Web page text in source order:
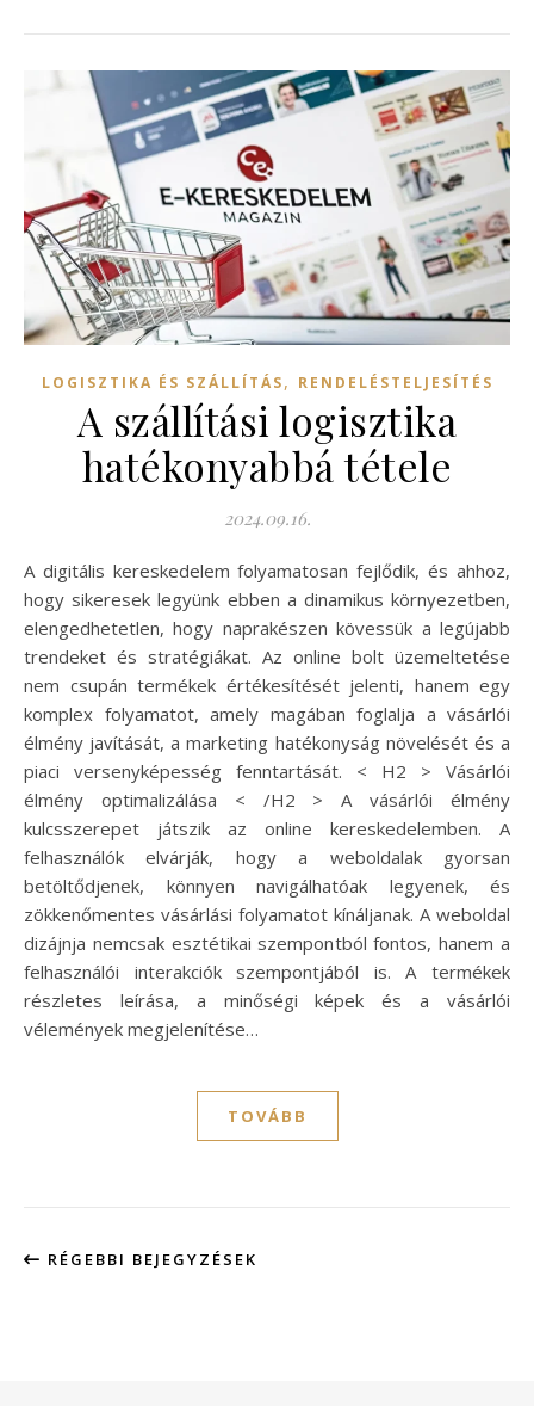
LOGISZTIKA ÉS SZÁLLÍTÁS, RENDELÉSTELJESÍTÉS
A szállítási logisztika
hatékonyabbá tétele
2024.09.16.
A digitális kereskedelem folyamatosan fejlődik, és ahhoz,
hogy sikeresek legyünk ebben a dinamikus környezetben,
elengedhetetlen, hogy naprakészen kövessük a legújabb
trendeket és stratégiákat. Az online bolt üzemeltetése
nem csupán termékek értékesítését jelenti, hanem egy
komplex folyamatot, amely magában foglalja a vásárlói
élmény javítását, a marketing hatékonyság növelését és a
piaci versenyképesség fenntartását. < H2 > Vásárlói
élmény optimalizálása < /H2 > A vásárlói élmény
kulcsszerepet játszik az online kereskedelemben. A
felhasználók elvárják, hogy a weboldalak gyorsan
betöltődjenek, könnyen navigálhatóak legyenek, és
zökkenőmentes vásárlási folyamatot kínáljanak. A weboldal
dizájnja nemcsak esztétikai szempontból fontos, hanem a
felhasználói interakciók szempontjából is. A termékek
részletes leírása, a minőségi képek és a vásárlói
vélemények megjelenítése…
TOVÁBB
RÉGEBBI BEJEGYZÉSEK